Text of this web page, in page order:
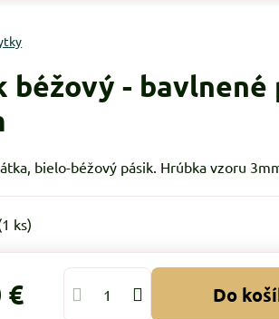
béžový -
bielo-béžový pásik. Hrúbka vzoru
1 ks)
€ Do